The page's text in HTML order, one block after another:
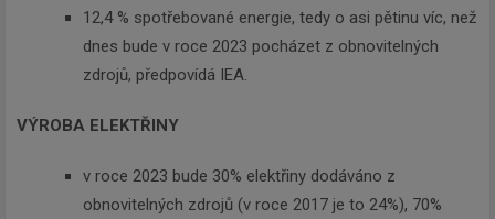
12,4 % spotřebované energie, tedy o asi pětinu víc, než
dnes bude v roce 2023 pocházet z obnovitelných
zdrojů, předpovídá IEA.
VÝROBA ELEKTŘINY
v roce 2023 bude 30% elektřiny dodáváno z
obnovitelných zdrojů (v roce 2017 je to 24%), 70%